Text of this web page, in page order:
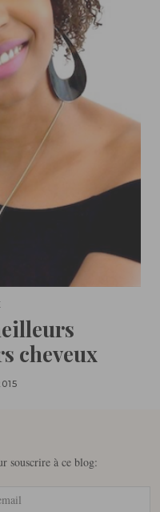
cheveux
souscrire à ce blog: